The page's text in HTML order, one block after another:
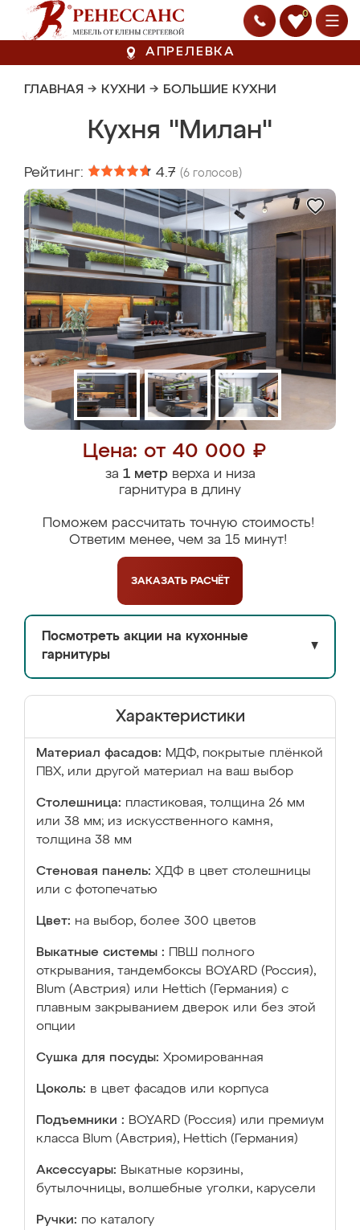
0
АПРЕЛЕВКА
ГЛАВНАЯ → КУХНИ → БОЛЬШИЕ КУХНИ
Кухня "Милан"
Рейтинг: 4.7 (6 голосов)
Цена: от 40 000 ₽
за 1 метрверха и низа
гарнитура в длину
Поможем рассчитать точную стоимость!
Ответим менее, чем за 15 минут!
ЗАКАЗАТЬ РАСЧЁТ
Посмотреть акции на кухонные
гарнитуры
▼
Характеристики
Материал фасадов: МДФ, покрытые плёнкой
ПВХ, или другой материал на ваш выбор
Столешница: пластиковая, толщина 26 мм
или 38 мм; из искусственного камня,
толщина 38 мм
Стеновая панель: ХДФ в цвет столешницы
или с фотопечатью
Цвет: на выбор, более 300 цветов
Выкатные системы :
ПВШ полного
открывания, тандембоксы BOYARD (Россия),
Blum (Австрия) или Hettich (Германия) с
плавным закрыванием дверок или без этой
опции
Сушка для посуды: Хромированная
Цоколь: в цвет фасадов или корпуса
Подъемники : BOYARD (Россия) или премиум
класса Blum (Австрия), Hettich (Германия)
Аксессуары: Выкатные корзины,
бутылочницы, волшебные уголки, карусели
Ручки: по каталогу